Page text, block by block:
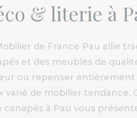
& literie à
de France Pau allie
et des meubles de
ou repenser entièrement
de mobilier tendance.
à Pau vous